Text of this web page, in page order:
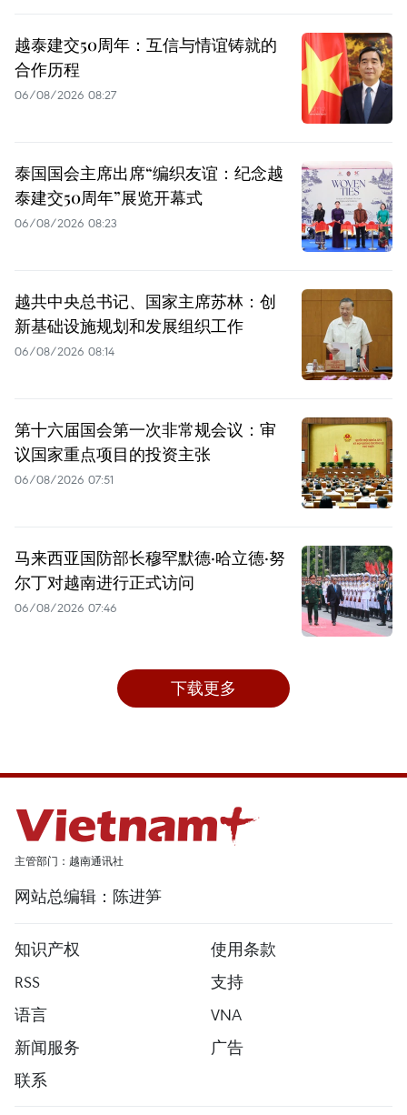
越泰建交50周年：互信与情谊铸就的
合作历程
06/08/2026 08:27
泰国国会主席出席“编织友谊：纪念越
泰建交50周年”展览开幕式
06/08/2026 08:23
越共中央总书记、国家主席苏林：创
新基础设施规划和发展组织工作
06/08/2026 08:14
第十六届国会第一次非常规会议：审
议国家重点项目的投资主张
06/08/2026 07:51
马来西亚国防部长穆罕默德·哈立德·努
尔丁对越南进行正式访问
06/08/2026 07:46
下载更多
主管部门：越南通讯社
网站总编辑：陈进笋
知识产权
使用条款
RSS
支持
语言
VNA
新闻服务
广告
联系